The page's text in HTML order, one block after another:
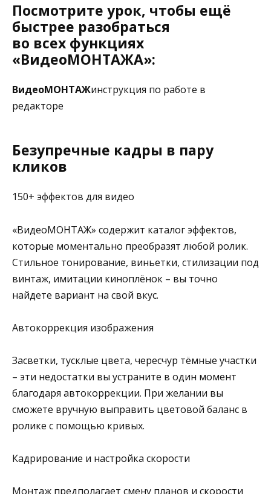
Посмотрите урок, чтобы ещё
быстрее разобраться
во всех функциях
«ВидеоМОНТАЖА»:
ВидеоМОНТАЖинструкция по работе в
редакторе
Безупречные кадры в пару
кликов
150+ эффектов для видео
«ВидеоМОНТАЖ» содержит каталог эффектов,
которые моментально преобразят любой ролик.
Стильное тонирование, виньетки, стилизации под
винтаж, имитации киноплёнок – вы точно
найдете вариант на свой вкус.
Автокоррекция изображения
Засветки, тусклые цвета, чересчур тёмные участки
– эти недостатки вы устраните в один момент
благодаря автокоррекции. При желании вы
сможете вручную выправить цветовой баланс в
ролике с помощью кривых.
Кадрирование и настройка скорости
Монтаж предполагает смену планов и скорости